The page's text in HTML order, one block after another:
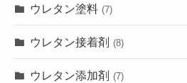
ウレタン塗料 (7)
ウレタン接着剤 (8)
ウレタン添加剤 (7)